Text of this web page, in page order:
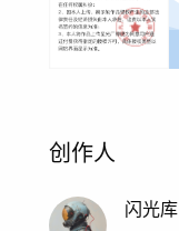
创作人
闪光库